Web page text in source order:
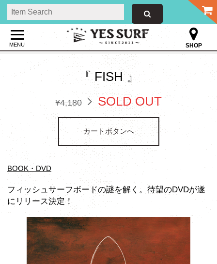
MENU SHOP
『 FISH 』
¥4,180 SOLD OUT
カートボタンへ
BOOK・DVD
フィッシュサーフボードの謎を解く。待望のDVDが遂
にリリース決定！